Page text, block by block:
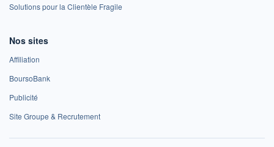
Solutions pour la Clientèle Fragile
Nos sites
Affiliation
BoursoBank
Publicité
Site Groupe & Recrutement